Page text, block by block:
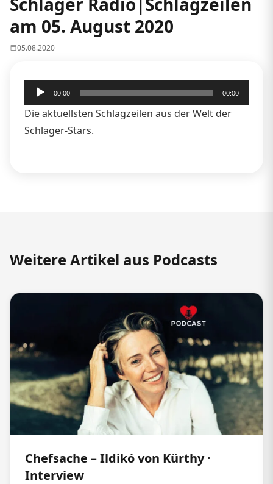
am 05. August 2020
05.08.2020
Audio-
Player
00:00 00:00
Die aktuellsten Schlagzeilen aus der Welt der
Schlager-Stars.
Weitere Artikel aus Podcasts
Chefsache – Ildikó von Kürthy ·
Interview